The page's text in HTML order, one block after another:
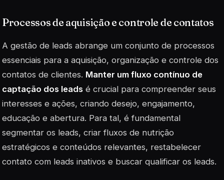
Processos de aquisição e controle de contatos
A gestão de leads abrange um conjunto de processos
essenciais para a aquisição, organização e controle dos
contatos de clientes. Manter um fluxo contínuo de
captação dos leads é crucial para compreender seus
interesses e ações, criando desejo, engajamento,
educação e abertura. Para tal, é fundamental
segmentar os leads, criar fluxos de nutrição
estratégicos e conteúdos relevantes, restabelecer
contato com leads inativos e buscar qualificar os leads.